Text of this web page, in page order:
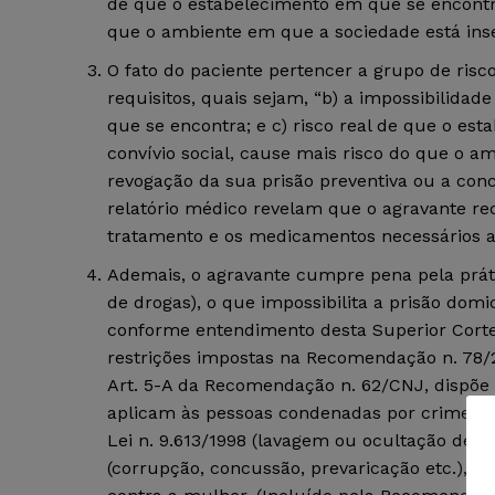
que o ambiente em que a sociedade está
O fato do paciente pertencer a grupo de
requisitos, quais sejam, “b) a
que se encontra; e c) risco real de que o
convívio social, cause mais risco do que o
revogação da sua prisão preventiva ou a
relatório médico revelam que o agravante
tratamento e os medicamentos necessários
Ademais, o agravante cumpre pena pela
de drogas), o que impossibilita a prisão
conforme entendimento desta Superior
restrições impostas na Recomendação n.
Art. 5-A da Recomendação n. 62/CNJ,
aplicam às pessoas condenadas por crimes
Lei n. 9.613/1998 (lavagem ou ocultação de
(corrupção, concussão, prevaricação etc.),